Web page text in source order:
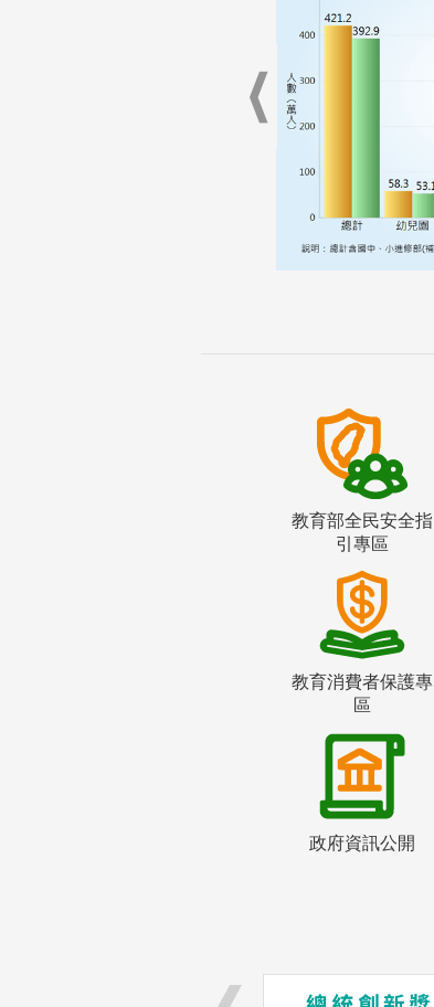
教育部全民安全指
引專區
教育消費者保護專
區
政府資訊公開